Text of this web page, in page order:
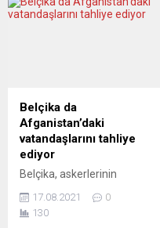
Rusya’ya komşu ülkelerde
ise kendi barajlarının ve
(Finlandiya)Toplumun
tehlike altındaki zayıf
noktalarıTurun Sanomat, bir
barajın havaya uçurulmasını
topluma yönelik...
Belçika da
Afganistan’daki
vatandaşlarını tahliye
ediyor
Belçika, askerlerinin
vatandaşlarının da ülkeye
dönüşünü sağlıyor. Belçika
17.08.2021
0
130